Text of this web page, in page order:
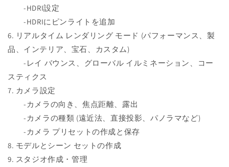
-HDRI設定
-HDRIにピンライトを追加
6. リアルタイム レンダリング モード (パフォーマンス、製
品、インテリア、宝石、カスタム)
-レイ バウンス、グローバル イルミネーション、コー
スティクス
7. カメラ設定
-カメラの向き、焦点距離、露出
-カメラの種類 (遠近法、直接投影、パノラマなど)
-カメラ プリセットの作成と保存
8. モデルとシーン セットの作成
9. スタジオ作成・管理